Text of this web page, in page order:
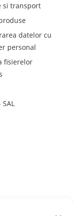
si transport
datelor cu
personal
fisierelor
SAL